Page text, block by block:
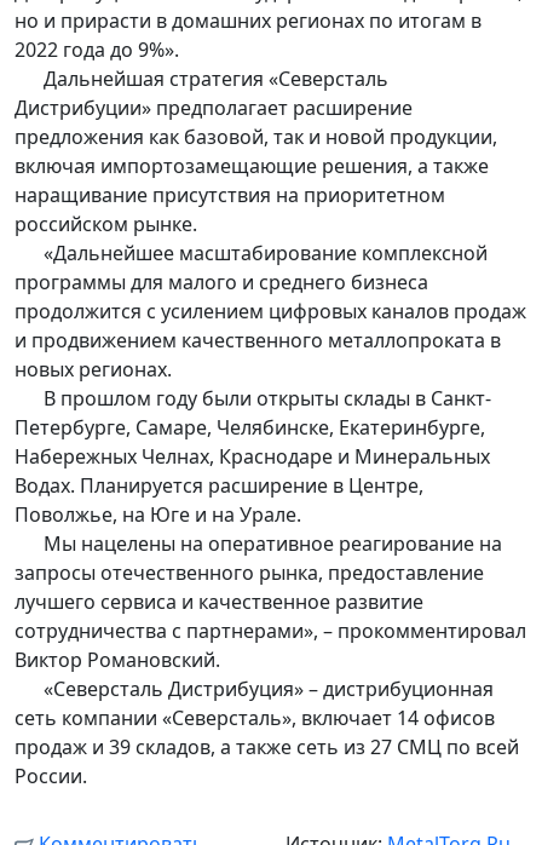
но и прирасти в домашних регионах по итогам в
2022 года до 9%».
Дальнейшая стратегия «Северсталь
Дистрибуции» предполагает расширение
предложения как базовой, так и новой продукции,
включая импортозамещающие решения, а также
наращивание присутствия на приоритетном
российском рынке.
«Дальнейшее масштабирование комплексной
программы для малого и среднего бизнеса
продолжится с усилением цифровых каналов продаж
и продвижением качественного металлопроката в
новых регионах.
В прошлом году были открыты склады в Санкт-
Петербурге, Самаре, Челябинске, Екатеринбурге,
Набережных Челнах, Краснодаре и Минеральных
Водах. Планируется расширение в Центре,
Поволжье, на Юге и на Урале.
Мы нацелены на оперативное реагирование на
запросы отечественного рынка, предоставление
лучшего сервиса и качественное развитие
сотрудничества с партнерами», – прокомментировал
Виктор Романовский.
«Северсталь Дистрибуция» – дистрибуционная
сеть компании «Северсталь», включает 14 офисов
продаж и 39 складов, а также сеть из 27 СМЦ по всей
России.